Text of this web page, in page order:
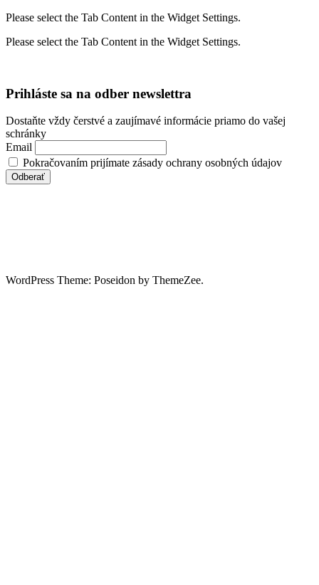
Please select the Tab Content in the Widget Settings.
Please select the Tab Content in the Widget Settings.
Prihláste sa na odber newslettra
Dostaňte vždy čerstvé a zaujímavé informácie priamo do vašej
schránky
Email
Pokračovaním prijímate zásady ochrany osobných údajov
WordPress Theme: Poseidon by ThemeZee.